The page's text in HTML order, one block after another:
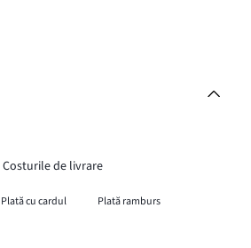
Costurile de livrare
Plată cu cardul
Plată ramburs